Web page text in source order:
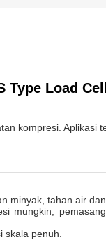
Type Load
kompresi. Aplikasi
minyak, tahan air
mungkin,
penuh.